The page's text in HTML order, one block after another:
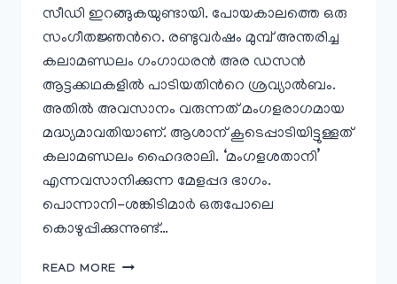
സീഡി ഇറങ്ങുകയുണ്ടായി. പോയകാലത്തെ ഒരു
സംഗീതജ്ഞൻറെ. രണ്ടുവർഷം മുമ്പ് അന്തരിച്ച
കലാമണ്ഡലം ഗംഗാധരൻ അര ഡസൻ
ആട്ടക്കഥകളിൽ പാടിയതിൻറെ ശ്രവ്യാൽബം.
അതിൽ അവസാനം വരുന്നത് മംഗളരാഗമായ
മദ്ധ്യമാവതിയാണ്. ആശാന് കൂടെപ്പാടിയിട്ടുള്ളത്
കലാമണ്ഡലം ഹൈദരാലി. ‘മംഗളശതാനി’
എന്നവസാനിക്കുന്ന മേളപ്പദ ഭാഗം.
പൊന്നാനി-ശങ്കിടിമാർ ഒരുപോലെ
കൊഴുപ്പിക്കുന്നുണ്ട്…
READ MORE ദ്വിബാണീ